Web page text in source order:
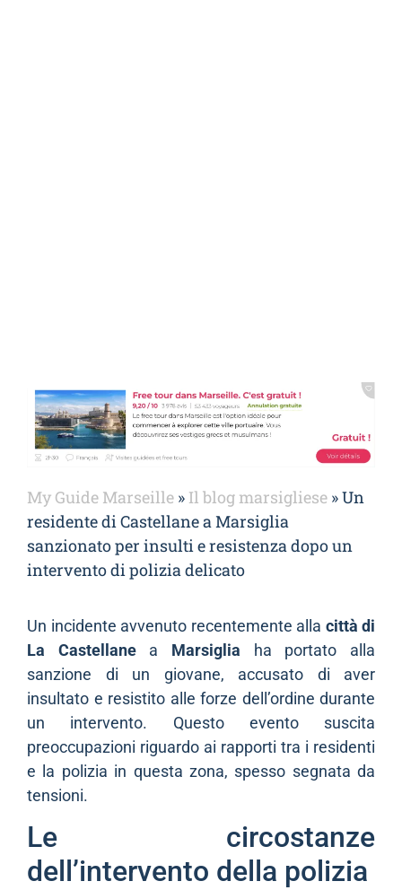
My Guide Marseille » Il blog marsigliese »Un
residente di Castellane a Marsiglia
sanzionato per insulti e resistenza dopo un
intervento di polizia delicato
Un incidente avvenuto recentemente alla città di
La Castellanea Marsiglia ha portato alla
sanzione di un giovane, accusato di aver
insultato e resistito alle forze dell’ordine durante
un intervento. Questo evento suscita
preoccupazioni riguardo ai rapporti tra i residenti
e la polizia in questa zona, spesso segnata da
tensioni.
Le circostanze
dell’intervento della polizia